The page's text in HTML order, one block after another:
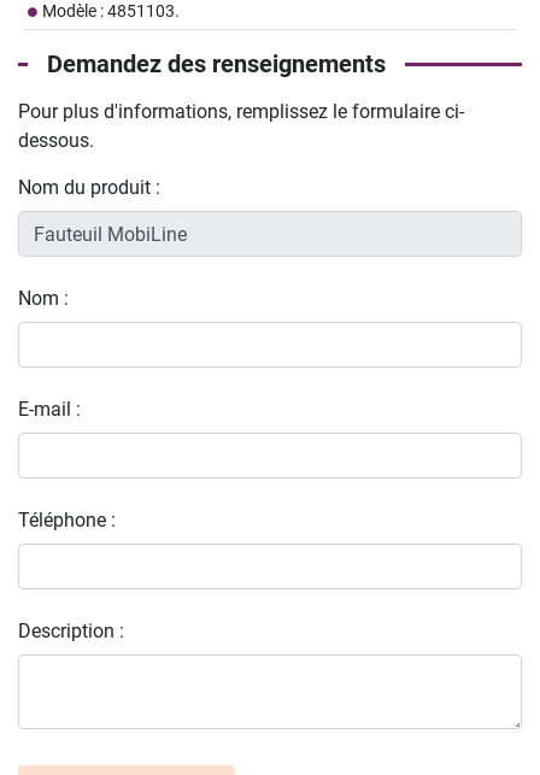
Modèle : 4851103.
Demandez des renseignements
Pour plus d'informations, remplissez le formulaire ci-
dessous.
Nom du produit :
Nom :
E-mail :
Téléphone :
Description :